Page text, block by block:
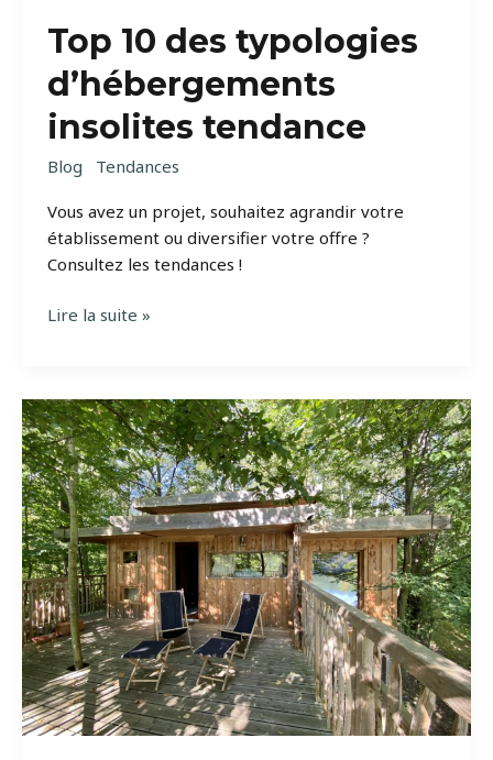
Top 10 des typologies
d’hébergements
insolites tendance
Blog Tendances
Vous avez un projet, souhaitez agrandir votre
établissement ou diversifier votre offre ?
Consultez les tendances !
Top
d’hébergements
insolites
tendance
Lire la suite »